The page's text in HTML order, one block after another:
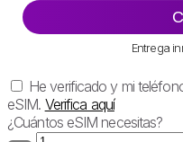
Entrega
He verificado y mi
eSIM. Verifica aquí
¿Cuántos eSIM necesitas?